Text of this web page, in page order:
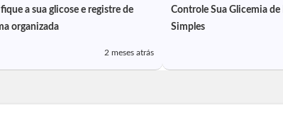
a sua glicose e registre de
organizada
2 meses atrás
Controle Sua Glicemia de
Simples